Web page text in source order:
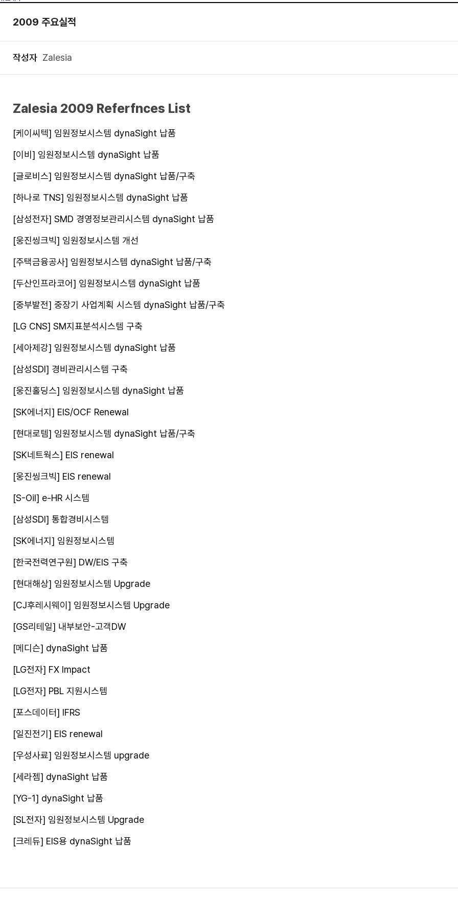
2009 주요실적
작성자 Zalesia
Zalesia 2009 Referfnces List
[케이씨텍] 임원정보시스템 dynaSight 납품
[이비] 임원정보시스템 dynaSight 납품
[글로비스] 임원정보시스템 dynaSight 납품/구축
[하나로 TNS] 임원정보시스템 dynaSight 납품
[삼성전자] SMD 경영정보관리시스템 dynaSight 납품
[웅진씽크빅] 임원정보시스템 개선
[주택금융공사] 임원정보시스템 dynaSight 납품/구축
[두산인프라코어] 임원정보시스템 dynaSight 납품
[중부발전] 중장기 사업계획 시스템 dynaSight 납품/구축
[LG CNS] SM지표분석시스템 구축
[세아제강] 임원정보시스템 dynaSight 납품
[삼성SDI] 경비관리시스템 구축
[웅진홀딩스] 임원정보시스템 dynaSight 납품
[SK에너지] EIS/OCF Renewal
[현대로템] 임원정보시스템 dynaSight 납품/구축
[SK네트웍스] EIS renewal
[웅진씽크빅] EIS renewal
[S-Oil] e-HR 시스템
[삼성SDI] 통합경비시스템
[SK에너지] 임원정보시스템
[한국전력연구원] DW/EIS 구축
[현대해상] 임원정보시스템 Upgrade
[CJ후레시웨이] 임원정보시스템 Upgrade
[GS리테일] 내부보안-고객DW
[메디슨] dynaSight 납품
[LG전자] FX Impact
[LG전자] PBL 지원시스템
[포스데이터] IFRS
[일진전기] EIS renewal
[우성사료] 임원정보시스템 upgrade
[세라젬] dynaSight 납품
[YG-1] dynaSight 납품
[SL전자] 임원정보시스템 Upgrade
[크레듀] EIS용 dynaSight 납품